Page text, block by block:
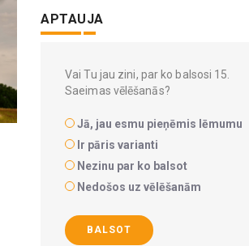
APTAUJA
Vai Tu jau zini, par ko balsosi 15.
Saeimas vēlēšanās?
Jā, jau esmu pieņēmis lēmumu
Ir pāris varianti
Nezinu par ko balsot
Nedošos uz vēlēšanām
BALSOT